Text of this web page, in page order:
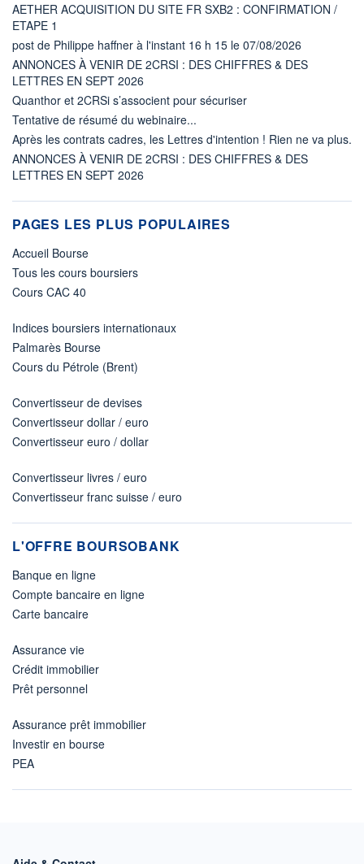
AETHER ACQUISITION DU SITE FR SXB2 : CONFIRMATION /
ETAPE 1
post de Philippe haffner à l'instant 16 h 15 le 07/08/2026
ANNONCES À VENIR DE 2CRSI : DES CHIFFRES & DES
LETTRES EN SEPT 2026
Quanthor et 2CRSi s’associent pour sécuriser
Tentative de résumé du webinaire...
Après les contrats cadres, les Lettres d'intention ! Rien ne va plus.
ANNONCES À VENIR DE 2CRSI : DES CHIFFRES & DES
LETTRES EN SEPT 2026
PAGES LES PLUS POPULAIRES
Accueil Bourse
Tous les cours boursiers
Cours CAC 40
Indices boursiers internationaux
Palmarès Bourse
Cours du Pétrole (Brent)
Convertisseur de devises
Convertisseur dollar / euro
Convertisseur euro / dollar
Convertisseur livres / euro
Convertisseur franc suisse / euro
L'OFFRE BOURSOBANK
Banque en ligne
Compte bancaire en ligne
Carte bancaire
Assurance vie
Crédit immobilier
Prêt personnel
Assurance prêt immobilier
Investir en bourse
PEA